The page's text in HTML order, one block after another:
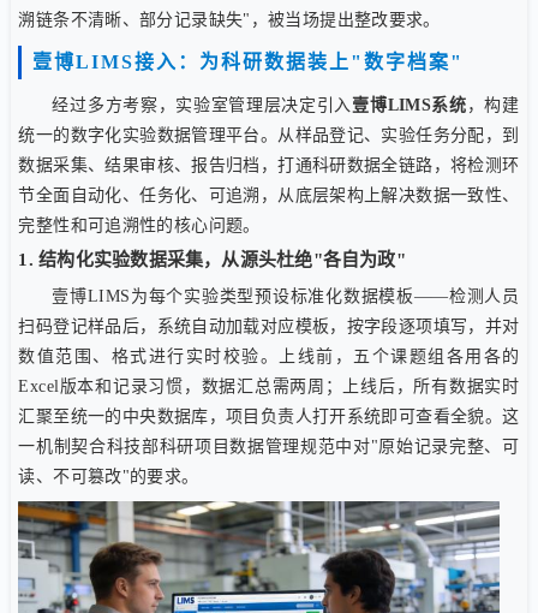
溯链条不清晰、部分记录缺失"，被当场提出整改要求。
壹博LIMS接入：为科研数据装上"数字档案"
经过多方考察，实验室管理层决定引入 壹博LIMS系统 ，构建
统一的数字化实验数据管理平台。从样品登记、实验任务分配，到
数据采集、结果审核、报告归档，打通科研数据全链路，将检测环
节全面自动化、任务化、可追溯，从底层架构上解决数据一致性、
完整性和可追溯性的核心问题。
1. 结构化实验数据采集，从源头杜绝"各自为政"
壹博LIMS为每个实验类型预设标准化数据模板——检测人员
扫码登记样品后，系统自动加载对应模板，按字段逐项填写，并对
数值范围、格式进行实时校验。上线前，五个课题组各用各的
Excel版本和记录习惯，数据汇总需两周；上线后，所有数据实时
汇聚至统一的中央数据库，项目负责人打开系统即可查看全貌。这
一机制契合科技部科研项目数据管理规范中对"原始记录完整、可
读、不可篡改"的要求。